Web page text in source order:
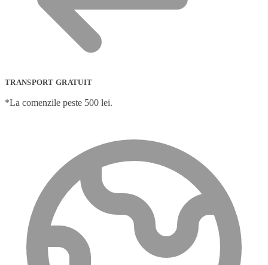
TRANSPORT GRATUIT
*La comenzile peste 500 lei.